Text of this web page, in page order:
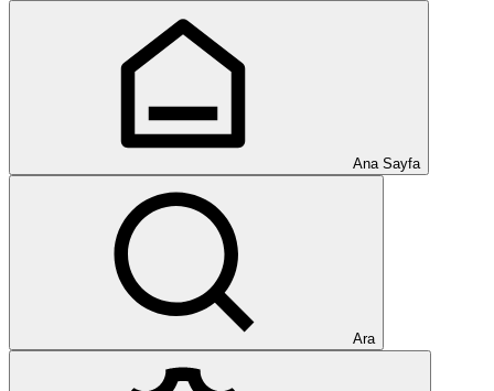
Ana Sayfa
Ara